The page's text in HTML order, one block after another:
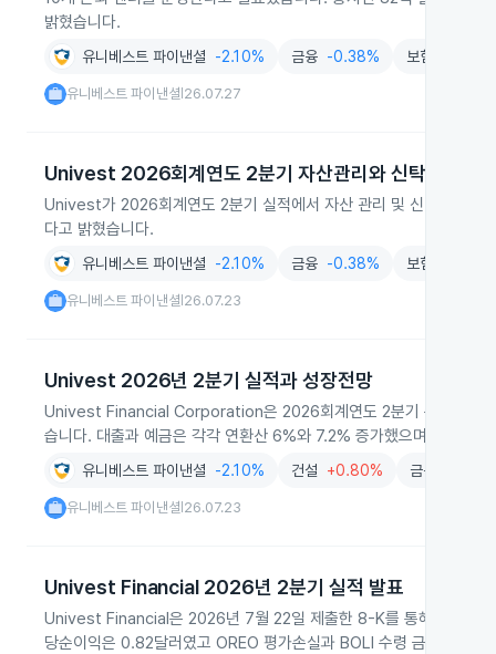
밝혔습니다.
유니베스트 파이낸셜 -2.10% 금융 -0.38% 보험
유니베스트 파이낸셜 26.07.27
Univest 2026회계연도 2분기 자산관리와 신탁 운용자
Univest가 2026회계연도 2분기 실적에서 자산 관리 및 신탁 부문 운
다고 밝혔습니다.
유니베스트 파이낸셜 -2.10% 금융 -0.38% 보험
유니베스트 파이낸셜 26.07.23
Univest 2026년 2분기 실적과 성장전망
Univest Financial Corporation은 2026회계연도 2분기 순이익이
습니다. 대출과 예금은 각각 연환산 6%와 7.2% 증가했으며 순이자
유니베스트 파이낸셜 -2.10% 건설 +0.80% 금융
유니베스트 파이낸셜 26.07.23
Univest Financial 2026년 2분기 실적 발표
Univest Financial은 2026년 7월 22일 제출한 8-K를 통해 2026년
당순이익은 0.82달러였고 OREO 평가손실과 BOLI 수령 금액, 대출·